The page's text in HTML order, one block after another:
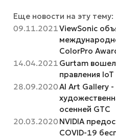
Еще новости на эту тему:
09.11.2021ViewSonic
ColorPro
14.04.2021 Gurtam
правления
28.09.2020AI Art Gallery -
осенней GTC
20.03.2020 NVIDIA
COVID-19